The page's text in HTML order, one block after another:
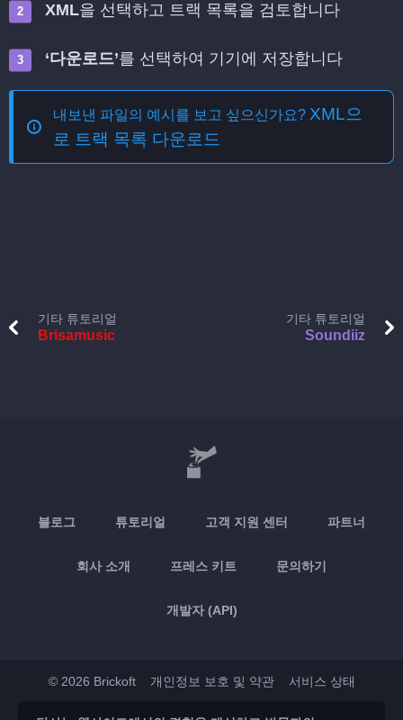
XML을 선택하고 트랙 목록을 검토합니다
‘다운로드’를 선택하여 기기에 저장합니다
내보낸 파일의 예시를 보고 싶으신가요? XML으
로 트랙 목록 다운로드
기타 튜토리얼
Brisamusic
기타 튜토리얼
Soundiiz
블로그 튜토리얼 고객 지원 센터 파트너
회사 소개 프레스 키트 문의하기
개발자 (API)
© 2026 Brickoft 개인정보 보호 및 약관 서비스 상태